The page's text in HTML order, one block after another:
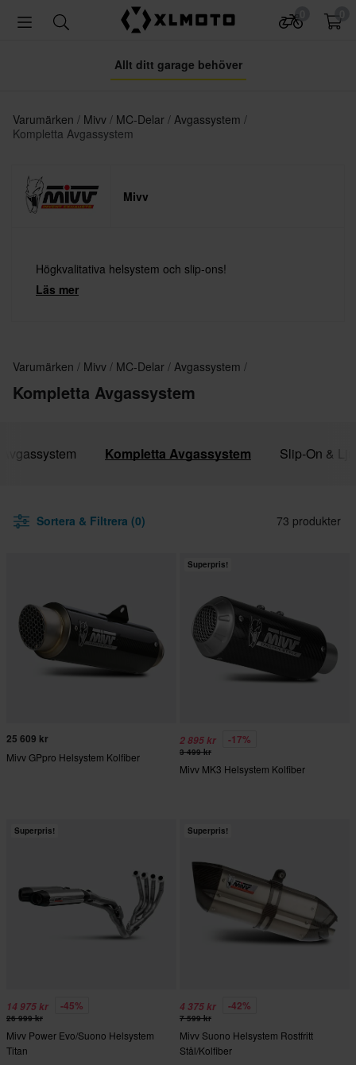
Allt ditt garage behöver
Varumärken Mivv MC-Delar Avgassystem
Kompletta Avgassystem
Mivv
Högkvalitativa helsystem och slip-ons!
Läs mer
Varumärken Mivv MC-Delar Avgassystem
Kompletta Avgassystem
Kompletta Avgassystem Slip-On &
Sortera & Filtrera (0) 73 produkter
25 609 kr
Mivv GPpro Helsystem Kolfiber
Superpris!
2 895 kr -17%
3 499 kr
Mivv MK3 Helsystem Kolfiber
Superpris!
14 975 kr -45%
26 999 kr
Mivv Power Evo/Suono Helsystem
Titan
Superpris!
4 375 kr -42%
7 599 kr
Mivv Suono Helsystem Rostfritt
Stål/Kolfiber